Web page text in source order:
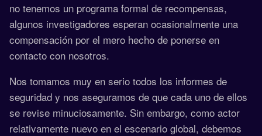
no tenemos un programa formal de recompensas,
algunos investigadores esperan ocasionalmente una
compensación por el mero hecho de ponerse en
contacto con nosotros.
Nos tomamos muy en serio todos los informes de
seguridad y nos aseguramos de que cada uno de ellos
se revise minuciosamente. Sin embargo, como actor
relativamente nuevo en el escenario global, debemos